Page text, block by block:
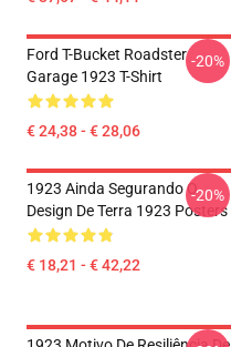
Ford T-Bucket Roadster
Garage 1923 T-Shirt
€ 24,38 - € 28,06
-20%
1923 Ainda Segurando O
Design De Terra 1923 Posters
€ 18,21 - € 42,22
-20%